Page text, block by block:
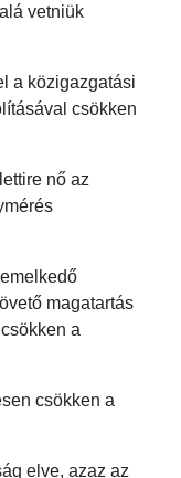
vetniük
a közigazgatási
csökken
nő az
magatartás
a
csökken a
elve, azaz az